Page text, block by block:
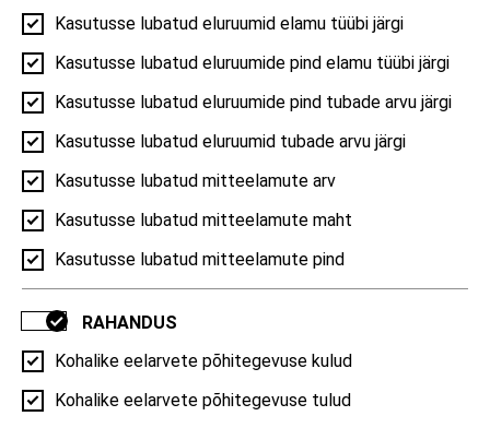
Kasutusse lubatud eluruumid elamu tüübi järgi
Kasutusse lubatud eluruumide pind elamu tüübi järgi
Kasutusse lubatud eluruumide pind tubade arvu järgi
Kasutusse lubatud eluruumid tubade arvu järgi
Kasutusse lubatud mitteelamute arv
Kasutusse lubatud mitteelamute maht
Kasutusse lubatud mitteelamute pind
RAHANDUS
Kohalike eelarvete põhitegevuse kulud
Kohalike eelarvete põhitegevuse tulud
Loomulik iive
Loomulik iive | 2025, Mehed ja naised
−8000 −6000 −4000 −2000
Hiiu maakond
Põlva maakond
Võru maakond
Kogu Eesti